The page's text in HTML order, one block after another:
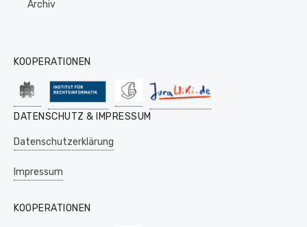
Archiv
KOOPERATIONEN
DATENSCHUTZ & IMPRESSUM
Datenschutzerklärung
Impressum
KOOPERATIONEN